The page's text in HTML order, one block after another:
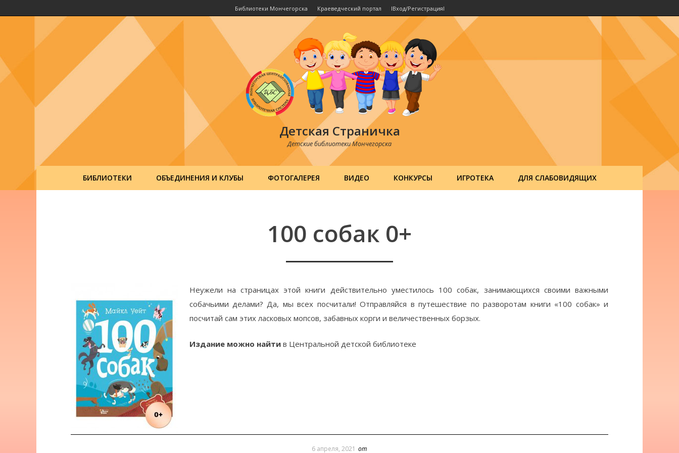
Библиотеки Мончегорска Краеведческий портал IВход/РегистрацияI
Детская Страничка
Детские библиотеки Мончегорска
БИБЛИОТЕКИ ОБЪЕДИНЕНИЯ И КЛУБЫ ФОТОГАЛЕРЕЯ ВИДЕО КОНКУРСЫ ИГРОТЕКА ДЛЯ СЛАБОВИДЯЩИХ
100 собак 0+
Неужели на страницах этой книги действительно уместилось 100 собак, занимающихся своими важными
собачьими делами? Да, мы всех посчитали! Отправляйся в путешествие по разворотам книги «100 собак» и
посчитай сам этих ласковых мопсов, забавных корги и величественных борзых.
Издание можно найтив Центральной детской библиотеке
6 апреля, 2021 от